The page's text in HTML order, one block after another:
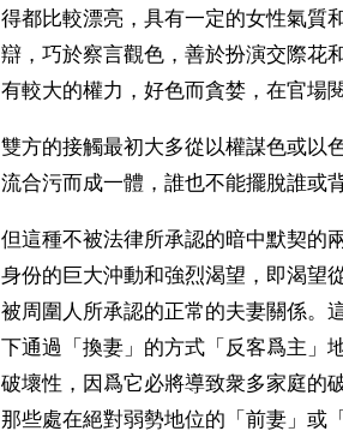
得都比較漂亮，具有一定的女性氣質
辯，巧於察言觀色，善於扮演交際花
有較大的權力，好色而貪婪，在官場
雙方的接觸最初大多從以權謀色或以
流合污而成一體，誰也不能擺脫誰或
但這種不被法律所承認的暗中默契的
身份的巨大沖動和強烈渴望，即渴望
被周圍人所承認的正常的夫妻關係。
下通過「換妻」的方式「反客爲主」
破壞性，因爲它必將導致衆多家庭的
那些處在絕對弱勢地位的「前妻」或